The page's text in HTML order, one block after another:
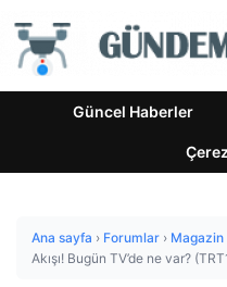
Güncel Haberler
Ana sayfa › Forumlar › Magazin
Akışı! Bugün TV’de ne var?